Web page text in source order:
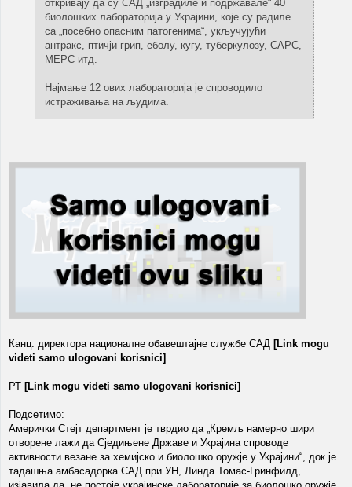
откривају да су САД „изградиле и подржавале“ 40
биолошких лабораторија у Украјини, које су радиле
са „посебно опасним патогенима“, укључујући
антракс, птичји грип, еболу, кугу, туберкулозу, САРС,
МЕРС итд.
Најмање 12 ових лабораторија је спроводило
истраживања на људима.
Канц. директора националне обавештајне службе САД [Link mogu
videti samo ulogovani korisnici]
РТ [Link mogu videti samo ulogovani korisnici]
Подсетимо:
Амерички Стејт департмент је тврдио да „Кремљ намерно шири
отворене лажи да Сједињене Државе и Украјина спроводе
активности везане за хемијско и биолошко оружје у Украјини“, док је
тадашња амбасадорка САД при УН, Линда Томас-Гринфилд,